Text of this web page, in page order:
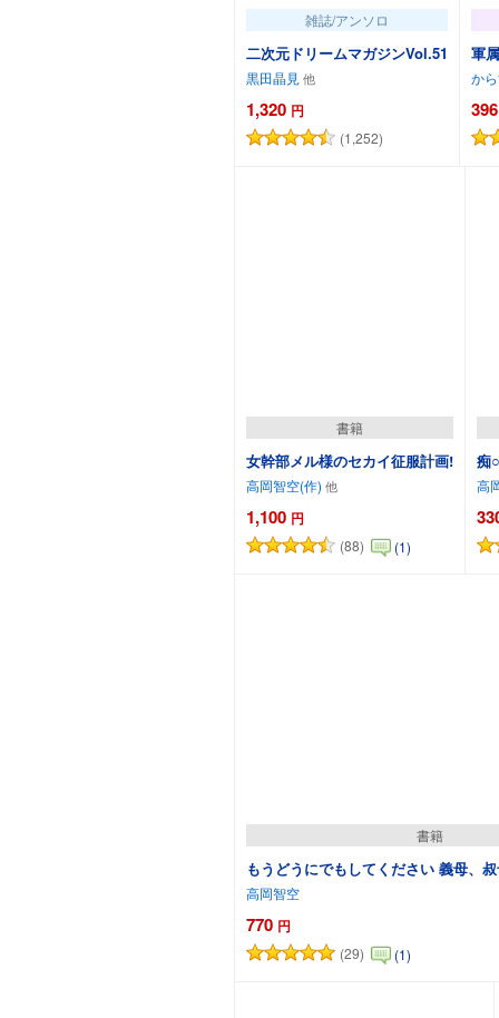
雑誌/アンソロ
二次元ドリームマガジンVol.51
黒田晶見
1,320 円
(1,252)
カートに追加
軍
か
396
書籍
女幹部メル様のセカイ征服計画!
高岡智空(作)
1,100 円
(88) (1)
カートに追加
痴
高
書籍
もうどうにでもしてください 義母、
高岡智空
770 円
(29) (1)
カートに追加